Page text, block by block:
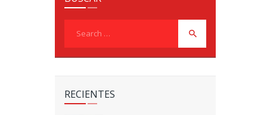
RECIENTES